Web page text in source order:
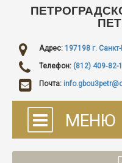
Адрес: 197198 г.
Телефон: (812) 409‑82-
Почта:
МЕНЮ